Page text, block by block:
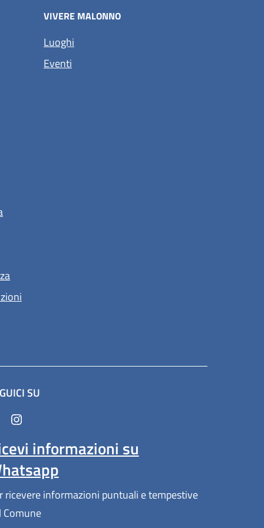
VIVERE MALONNO
Luoghi
Eventi
un'altra scheda).
SU
informazioni su
ricevere informazioni puntuali e tempestive
Comune